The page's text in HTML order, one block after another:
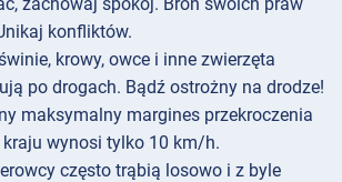
konfliktów.
krowy, owce i inne zwierzęta
po drogach. Bądź ostrożny na drodze!
maksymalny margines przekroczenia
kraju wynosi tylko 10 km/h.
często trąbią losowo i z byle